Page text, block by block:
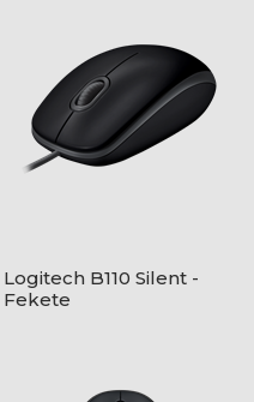
Logitech B110 Silent -
Fekete